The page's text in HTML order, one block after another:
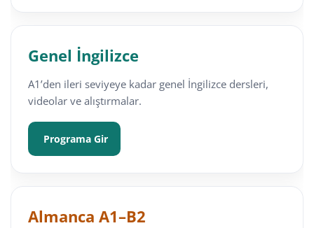
Genel İngilizce
A1’den ileri seviyeye kadar genel İngilizce dersleri,
videolar ve alıştırmalar.
Programa Gir
Almanca A1–B2